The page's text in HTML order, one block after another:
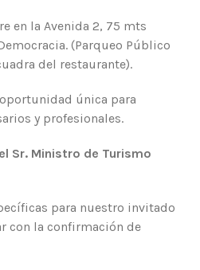
en la Avenida 2, 75 mts
(Parqueo Público
del restaurante).
única para
y profesionales.
Sr. Ministro de Turismo
para nuestro invitado
con la confirmación de